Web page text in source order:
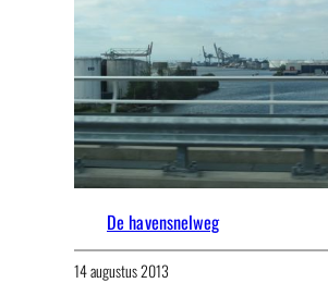
De havensnelweg
14 augustus 2013